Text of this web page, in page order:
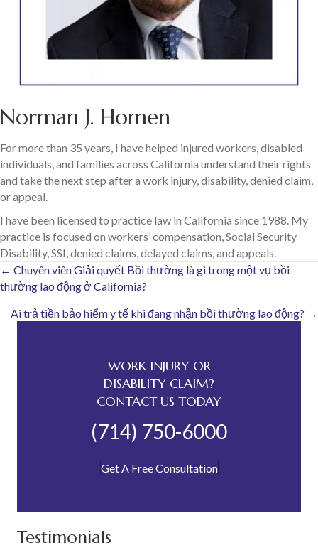
Norman J. Homen
For more than 35 years, I have helped injured workers, disabled
individuals, and families across California understand their rights
and take the next step after a work injury, disability, denied claim,
or appeal.
I have been licensed to practice law in California since 1988. My
practice is focused on workers’ compensation, Social Security
Disability, SSI, denied claims, delayed claims, and appeals.
Posts
navigation
← Chuyên viên Giải quyết Bồi thường là gì trong một vụ bồi
thường lao động ở California?
Ai trả tiền bảo hiểm y tế khi đang nhận bồi thường lao động? →
WORK INJURY OR
DISABILITY CLAIM?
CONTACT US TODAY
(714) 750-6000
Get A Free Consultation
Testimonials